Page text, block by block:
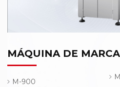
MÁQUINA DE
M-900